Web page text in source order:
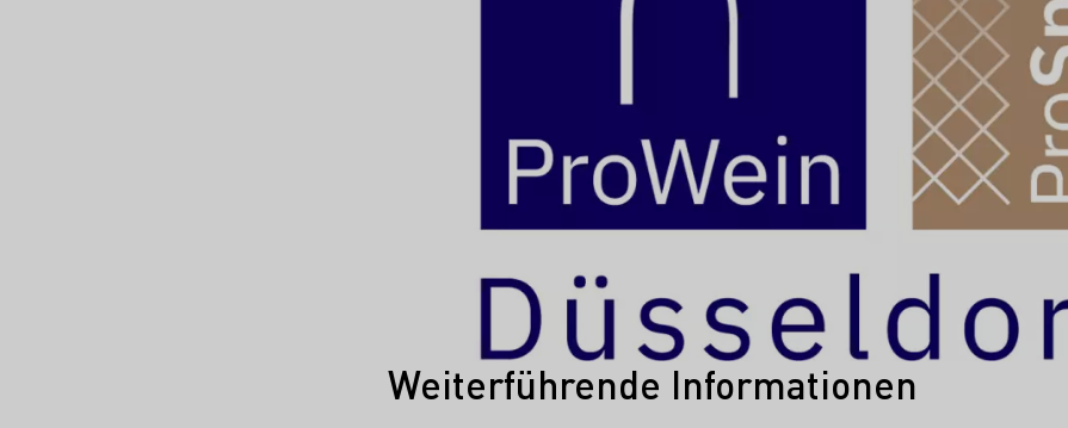
Weiterführende Informationen